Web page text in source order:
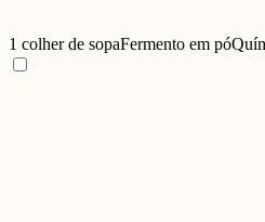
1 colher de sopaFermento em pó